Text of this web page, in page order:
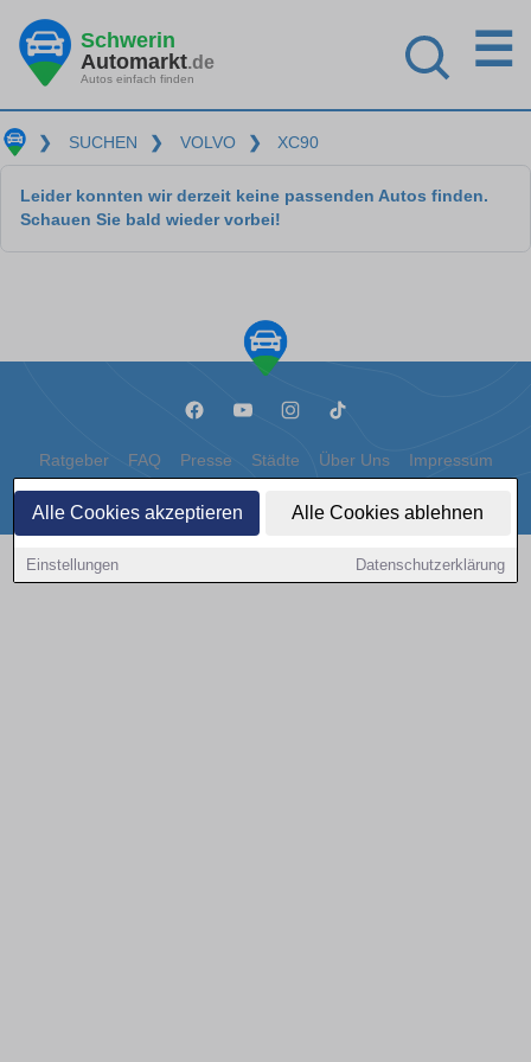
Alle Cookies akzeptieren Alle Cookies ablehnen
Einstellungen Datenschutzerklärung
Schwerin
Automarkt.de
Autos einfach finden
☰
❯ SUCHEN ❯ VOLVO ❯ XC90
Leider konnten wir derzeit keine passenden Autos finden.
Schauen Sie bald wieder vorbei!
Ratgeber FAQ Presse Städte Über Uns Impressum
Datenschutz Cookies
Copyright © 2000 - 2026 | 1A Infosysteme GmbH | Content by: 1a-sites-autos